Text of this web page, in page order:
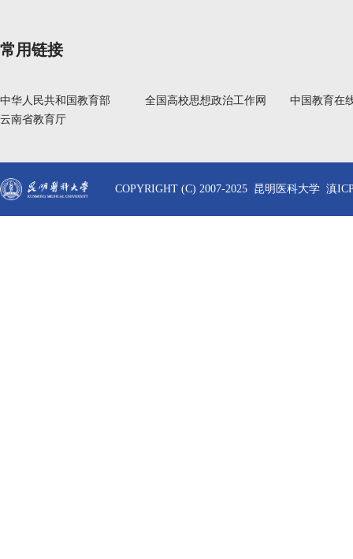
常用链接
中华人民共和国教育部 全国高校思想政治工作网
中国教育在
云南省教育厅
COPYRIGHT (C) 2007-2025 昆明医科大学 滇